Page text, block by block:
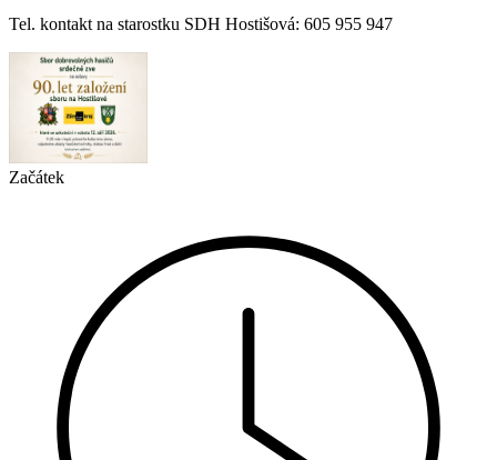
Tel. kontakt na starostku SDH Hostišová: 605 955 947
Začátek